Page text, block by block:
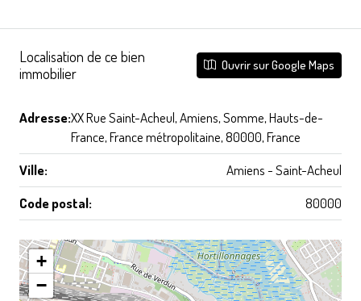
Localisation de ce bien
immobilier
Ouvrir sur Google Maps
Adresse:XX Rue Saint-Acheul, Amiens, Somme, Hauts-de-
France, France métropolitaine, 80000, France
Ville:
Amiens - Saint-Acheul
Code postal:
80000
+
−